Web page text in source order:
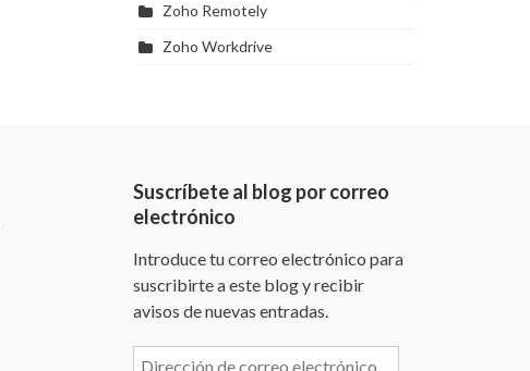
Zoho Remotely
Zoho Workdrive
Suscríbete al blog por correo
electrónico
Introduce tu correo electrónico para
suscribirte a este blog y recibir
avisos de nuevas entradas.
Dirección